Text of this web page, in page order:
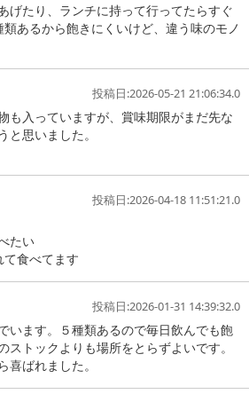
げたり、ランチに持って行ってたらすぐ
あるから飽きにくいけど、違う味のモノ
投稿日:2026-05-21 21:06:34.0
も入っていますが、賞味期限がまだ先な
と思いました。
投稿日:2026-04-18 11:51:21.0
たい
食べてます
投稿日:2026-01-31 14:39:32.0
います。５種類あるので毎日飲んでも飽
ストックよりも場所をとらずよいです。
喜ばれました。